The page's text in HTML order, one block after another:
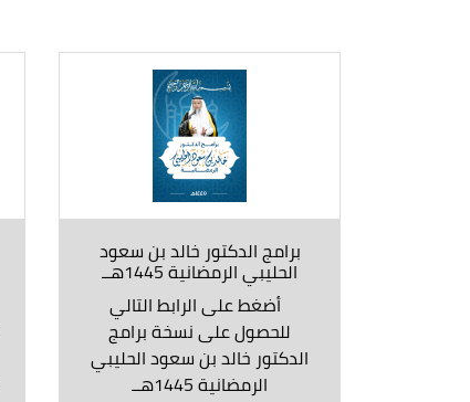
برامج الدكتور خالد بن سعود
الحليبي الرمضانية 1445هــ
أضغط على الرابط التالي
للحصول على نسخة برامج
الدكتور خالد بن سعود الحليبي
الرمضانية 1445هــ